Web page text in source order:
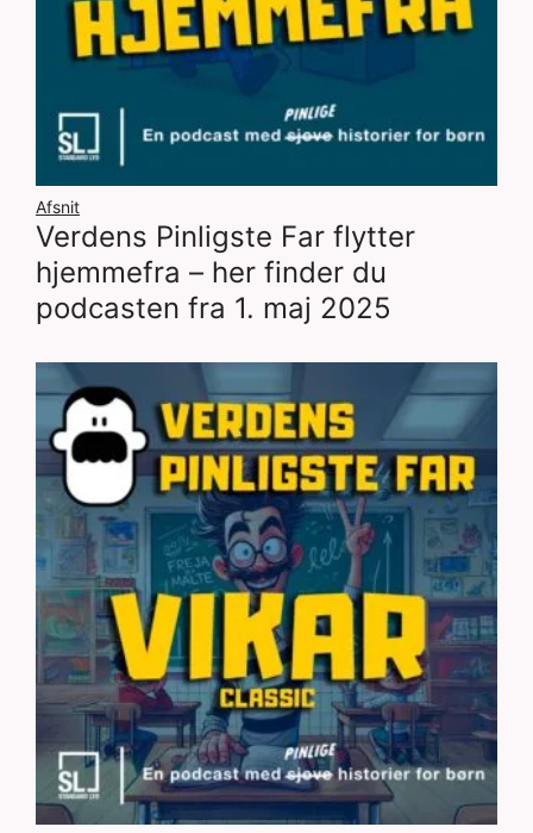
Afsnit
Verdens Pinligste Far flytter
hjemmefra – her finder du
podcasten fra 1. maj 2025